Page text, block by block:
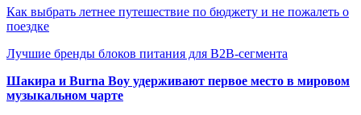
Как выбрать летнее путешествие по бюджету и не пожалеть о
поездке
Лучшие бренды блоков питания для B2B-сегмента
Шакира и Burna Boy удерживают первое место в мировом
музыкальном чарте